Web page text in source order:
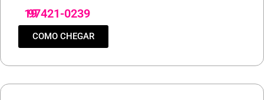
19
97421-0239
COMO CHEGAR